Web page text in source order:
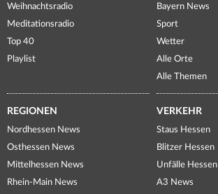
Weihnachtsradio
Meditationsradio
Top 40
Playlist
Bayern News
Sport
Wetter
Alle Orte
Alle Themen
REGIONEN
Nordhessen News
Osthessen News
Mittelhessen News
Rhein-Main News
VERKEHR
Staus Hessen
Blitzer Hessen
Unfälle Hessen
A3 News